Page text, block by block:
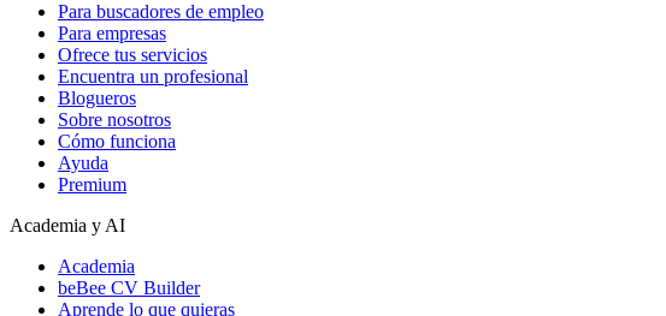
Para buscadores de empleo
Para empresas
Ofrece tus servicios
Encuentra un profesional
Blogueros
Sobre nosotros
Cómo funciona
Ayuda
Premium
Academia y AI
Academia
beBee CV Builder
Aprende lo que quieras